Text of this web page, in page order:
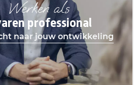
Werken als
professional
naar jouw ontwikkeling